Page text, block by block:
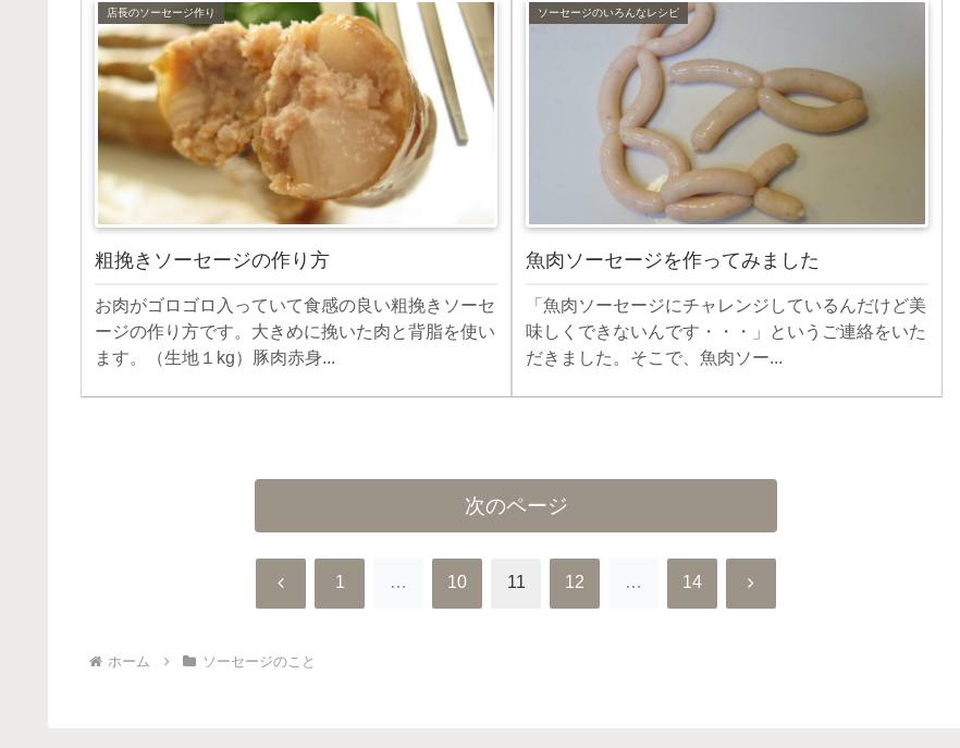
店長のソーセージ作り
粗挽きソーセージの作り方
お肉がゴロゴロ入っていて食感の良い粗挽きソーセ
ージの作り方です。大きめに挽いた肉と背脂を使い
ます。（生地１kg）豚肉赤身...
ソーセージのいろんなレシピ
魚肉ソーセージを作ってみました
「魚肉ソーセージにチャレンジしているんだけど美
味しくできないんです・・・」というご連絡をいた
だきました。そこで、魚肉ソー...
次のページ
前 1 … 10 11 12 … 14 次
ホーム ソーセージのこと